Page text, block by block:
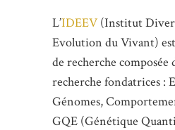
L’IDEEV (Institut
Evolution du Vivant)
de recherche
recherche fondatrices :
Génomes,
GQE (Génétique